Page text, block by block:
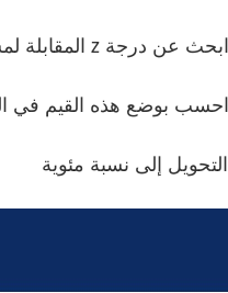
ابحث عن درجة z المقابلة لمستوى ثقة 95٪. في هذه الحالة ، z درجة 1.96
احسب بوضع هذه القيم في
التحويل إلى نسبة مئوية